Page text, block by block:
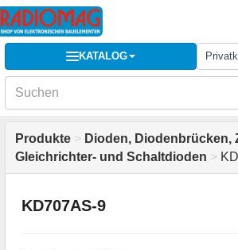
KATALOG
Produkte > Dioden, Diodenbrücken,
Gleichrichter- und Schaltdioden >
KD707AS-9